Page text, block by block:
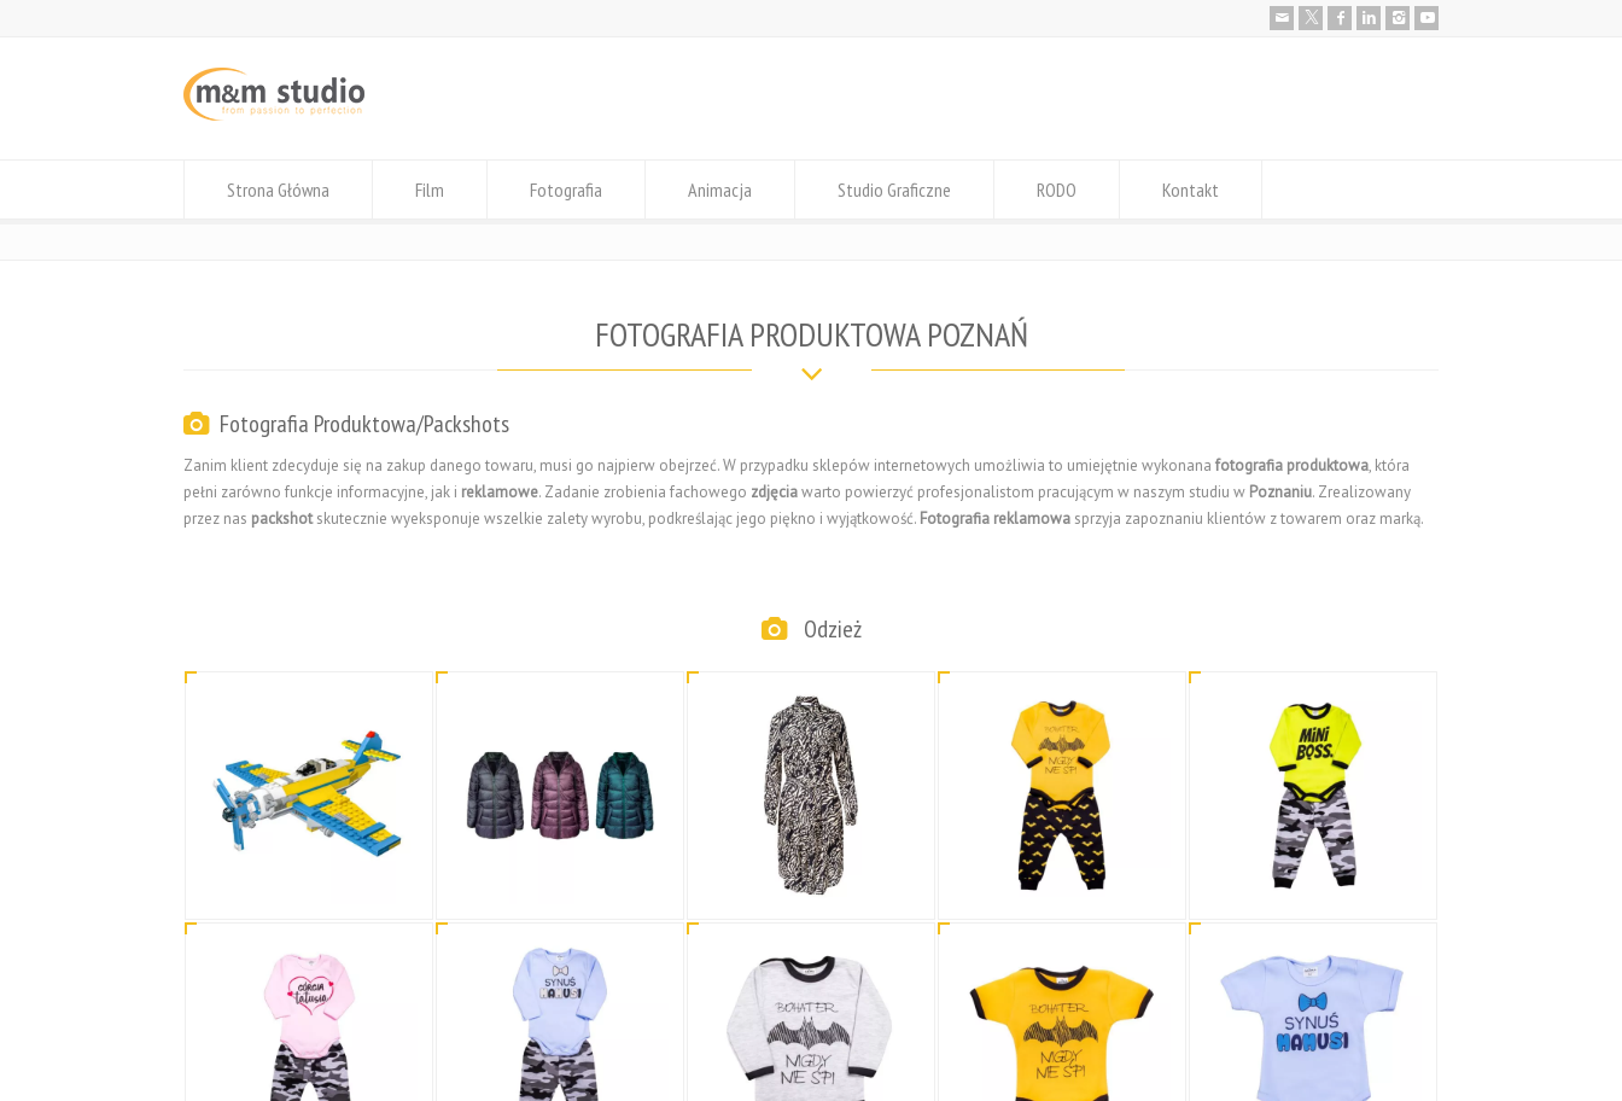
Strona Główna Film Fotografia Animacja Studio Graficzne RODO Kontakt
FOTOGRAFIA PRODUKTOWA POZNAŃ
Fotografia Produktowa/Packshots
Zanim klient zdecyduje się na zakup danego towaru, musi go najpierw obejrzeć. W przypadku sklepów internetowych umożliwia to umiejętnie wykonana fotografia produktowa, która
pełni zarówno funkcje informacyjne, jak i reklamowe. Zadanie zrobienia fachowego zdjęciawarto powierzyć profesjonalistom pracującym w naszym studiu w Poznaniu. Zrealizowany
przez nas packshotskutecznie wyeksponuje wszelkie zalety wyrobu, podkreślając jego piękno i wyjątkowość. Fotografia reklamowa sprzyja zapoznaniu klientów z towarem oraz marką.
Odzież